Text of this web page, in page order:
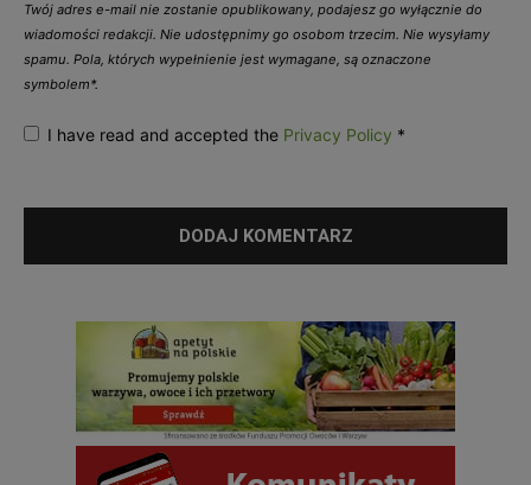
Twój adres e-mail nie zostanie opublikowany, podajesz go wyłącznie do
wiadomości redakcji. Nie udostępnimy go osobom trzecim. Nie wysyłamy
spamu. Pola, których wypełnienie jest wymagane, są oznaczone
symbolem*.
I have read and accepted the Privacy Policy *